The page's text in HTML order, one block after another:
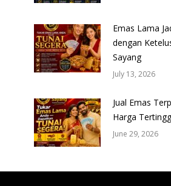
Emas Lama
dengan
Sayang
July 13, 2026
Jual Emas
Harga
June 29, 2026